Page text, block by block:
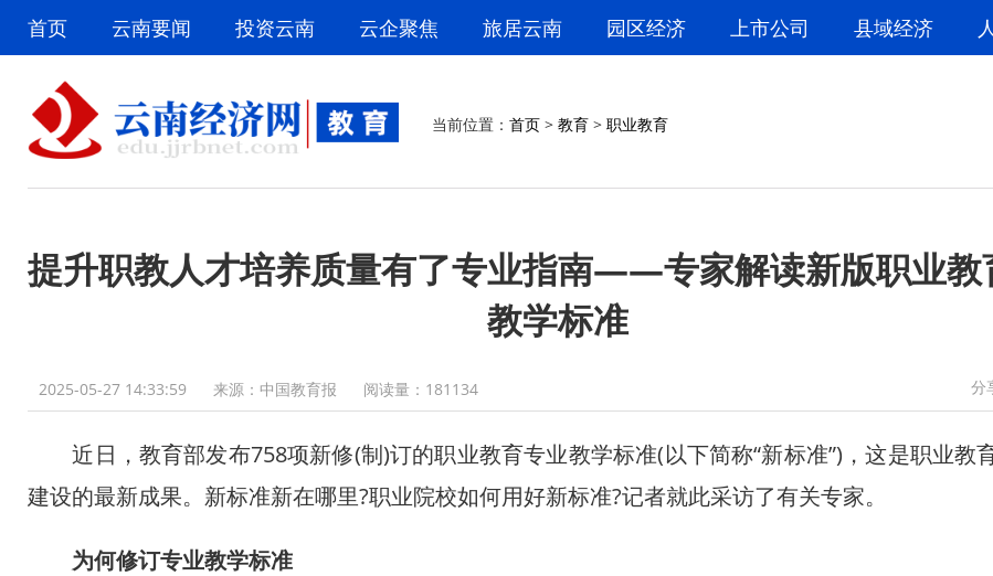
首页 云南要闻 投资云南 云企聚焦 旅居云南 园区经济 上市公司 县域经济
当前位置： 首页 > 教育 > 职业教育
提升职教人才培养质量有了专业指南——专家解读新版职业教
教学标准
2025-05-27 14:33:59 来源：中国教育报 阅读量： 181134 分
微博
近日，教育部发布758项新修(制)订的职业教育专业教学标准(以下简称“新标准”)，这是职业教
建设的最新成果。新标准新在哪里?职业院校如何用好新标准?记者就此采访了有关专家。
为何修订专业教学标准